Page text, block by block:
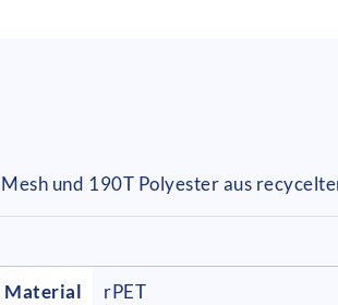
und 190T Polyester aus
Material rPET